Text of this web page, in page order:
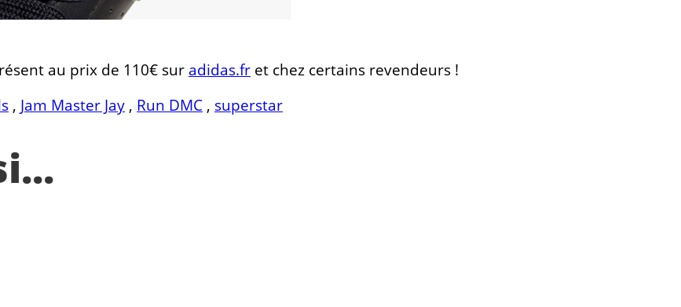
au prix de 110€ sur adidas.fr et chez certains revendeurs !
, Jam Master Jay , Run DMC , superstar